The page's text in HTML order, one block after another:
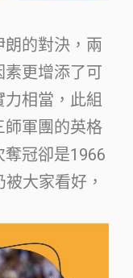
朗的對決，兩
素更增添了可
相當，此組
師軍團的英格
冠卻是1966
大家看好，